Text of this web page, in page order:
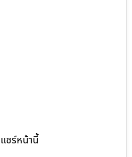
แชร์หน้านี้